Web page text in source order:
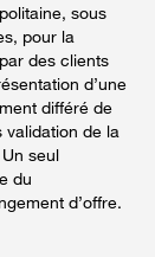
sous
pour la
des clients
d’une
différé de
de la
seul
du
d’offre.